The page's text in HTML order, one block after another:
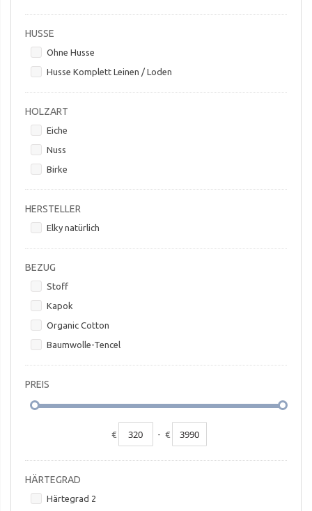
HUSSE
Ohne Husse
Husse Komplett Leinen / Loden
HOLZART
Eiche
Nuss
Birke
HERSTELLER
Elky natürlich
BEZUG
Stoff
Kapok
Organic Cotton
Baumwolle-Tencel
PREIS
€ - €
HÄRTEGRAD
Härtegrad 2